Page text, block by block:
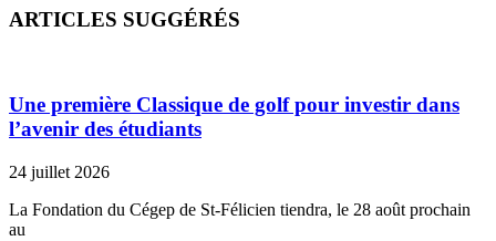
ARTICLES SUGGÉRÉS
Une première Classique de golf pour investir dans
l’avenir des étudiants
24 juillet 2026
La Fondation du Cégep de St-Félicien tiendra, le 28 août prochain
au